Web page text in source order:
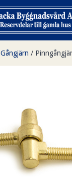
Gångjärn /